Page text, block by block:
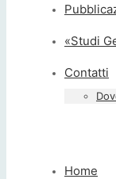
«Studi
Contatti
Home